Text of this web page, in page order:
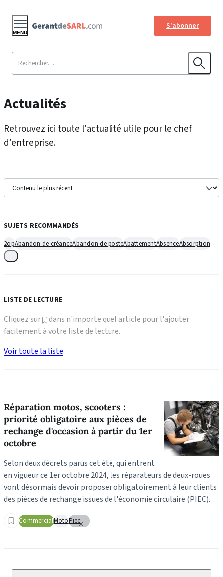
S'abonner
MENU
Actualités
Retrouvez ici toute l'actualité utile pour le chef
d'entreprise.
Réparation motos, scooters :
priorité obligatoire aux pièces de
rechange d'occasion à partir du 1er
octobre
Selon deux décrets parus cet été, qui entrent
en vigueur ce 1er octobre 2024, les réparateurs de deux-roues
vont désormais devoir proposer obligatoirement à leur clients
des pièces de rechange issues de l'économie circulaire (PIEC).
CommercialMotoPiec
SUJETS RECOMMANDÉS
2opAbandon de créanceAbandon de posteAbattementAbsenceAbsorption
LISTE DE LECTURE
Cliquez sur
dans n'importe quel article pour l'ajouter
facilement à votre liste de lecture.
Voir toute la liste